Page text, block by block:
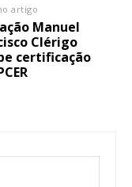
artigo
Manuel
Clérigo
certificação